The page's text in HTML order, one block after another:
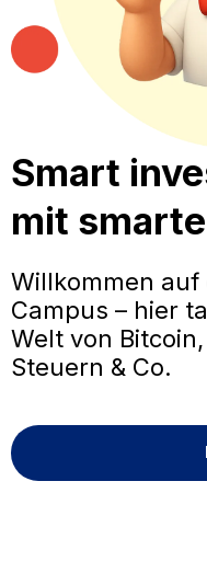
Smart
mit
Willkommen
Campus – hier
Welt von
Steuern & Co.